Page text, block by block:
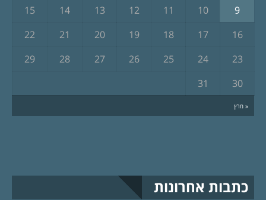
« מרץ
9
10
11
12
13
14
15
16
17
18
19
20
21
22
23
24
25
26
27
28
29
30
31
כתבות אחרונות